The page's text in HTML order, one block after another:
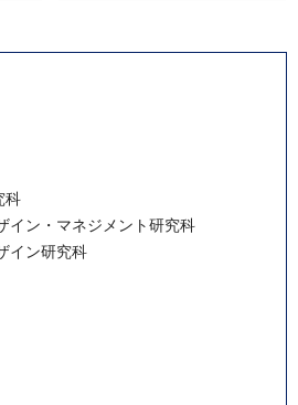
科
イン・マネジメント研究科
イン研究科